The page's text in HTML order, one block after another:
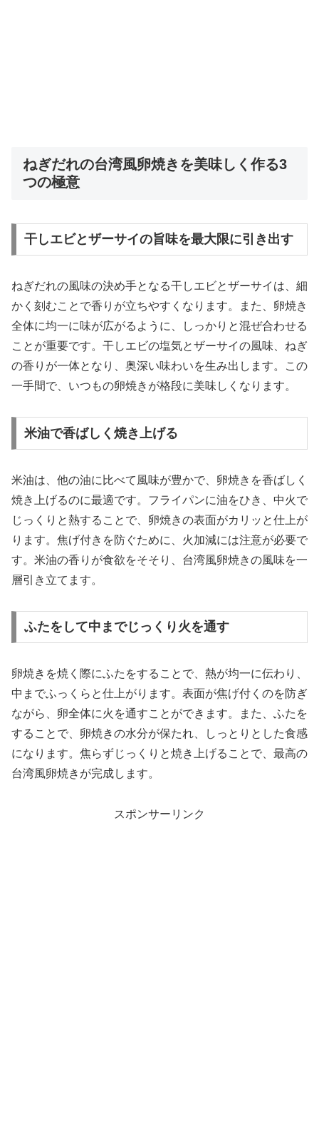
ねぎだれの台湾風卵焼きを美味しく作る3
つの極意
干しエビとザーサイの旨味を最大限に引き出す
ねぎだれの風味の決め手となる干しエビとザーサイは、細
かく刻むことで香りが立ちやすくなります。また、卵焼き
全体に均一に味が広がるように、しっかりと混ぜ合わせる
ことが重要です。干しエビの塩気とザーサイの風味、ねぎ
の香りが一体となり、奥深い味わいを生み出します。この
一手間で、いつもの卵焼きが格段に美味しくなります。
米油で香ばしく焼き上げる
米油は、他の油に比べて風味が豊かで、卵焼きを香ばしく
焼き上げるのに最適です。フライパンに油をひき、中火で
じっくりと熱することで、卵焼きの表面がカリッと仕上が
ります。焦げ付きを防ぐために、火加減には注意が必要で
す。米油の香りが食欲をそそり、台湾風卵焼きの風味を一
層引き立てます。
ふたをして中までじっくり火を通す
卵焼きを焼く際にふたをすることで、熱が均一に伝わり、
中までふっくらと仕上がります。表面が焦げ付くのを防ぎ
ながら、卵全体に火を通すことができます。また、ふたを
することで、卵焼きの水分が保たれ、しっとりとした食感
になります。焦らずじっくりと焼き上げることで、最高の
台湾風卵焼きが完成します。
スポンサーリンク